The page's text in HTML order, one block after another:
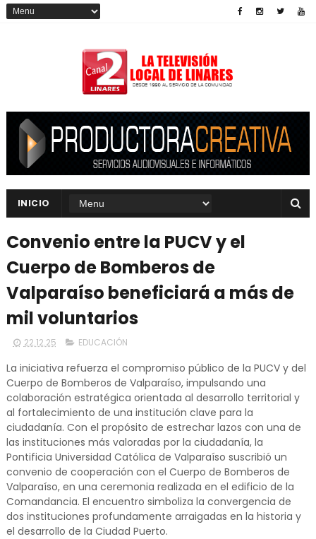
INICIO
Convenio entre la PUCV y el
Cuerpo de Bomberos de
Valparaíso beneficiará a más de
mil voluntarios
22.12.25 EDUCACIÓN
La iniciativa refuerza el compromiso público de la PUCV y del
Cuerpo de Bomberos de Valparaíso, impulsando una
colaboración estratégica orientada al desarrollo territorial y
al fortalecimiento de una institución clave para la
ciudadanía. Con el propósito de estrechar lazos con una de
las instituciones más valoradas por la ciudadanía, la
Pontificia Universidad Católica de Valparaíso suscribió un
convenio de cooperación con el Cuerpo de Bomberos de
Valparaíso, en una ceremonia realizada en el edificio de la
Comandancia. El encuentro simboliza la convergencia de
dos instituciones profundamente arraigadas en la historia y
el desarrollo de la Ciudad Puerto.